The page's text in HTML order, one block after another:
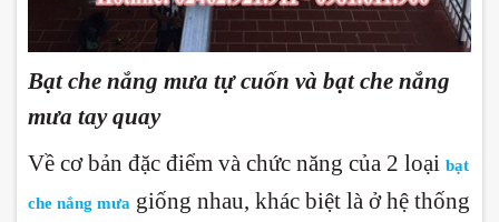
Bạt che nắng mưa tự cuốn và bạt che nắng
mưa tay quay
Về cơ bản đặc điểm và chức năng của 2 loại bạt
che nắng mưa giống nhau, khác biệt là ở hệ thống